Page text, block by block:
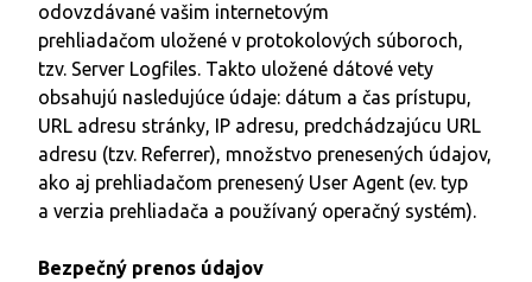
odovzdávané vašim internetovým
prehliadačom uložené v protokolových súboroch,
tzv. Server Logfiles. Takto uložené dátové vety
obsahujú nasledujúce údaje: dátum a čas prístupu,
URL adresu stránky, IP adresu, predchádzajúcu URL
adresu (tzv. Referrer), množstvo prenesených údajov,
ako aj prehliadačom prenesený User Agent (ev. typ
a verzia prehliadača a používaný operačný systém).
Bezpečný prenos údajov